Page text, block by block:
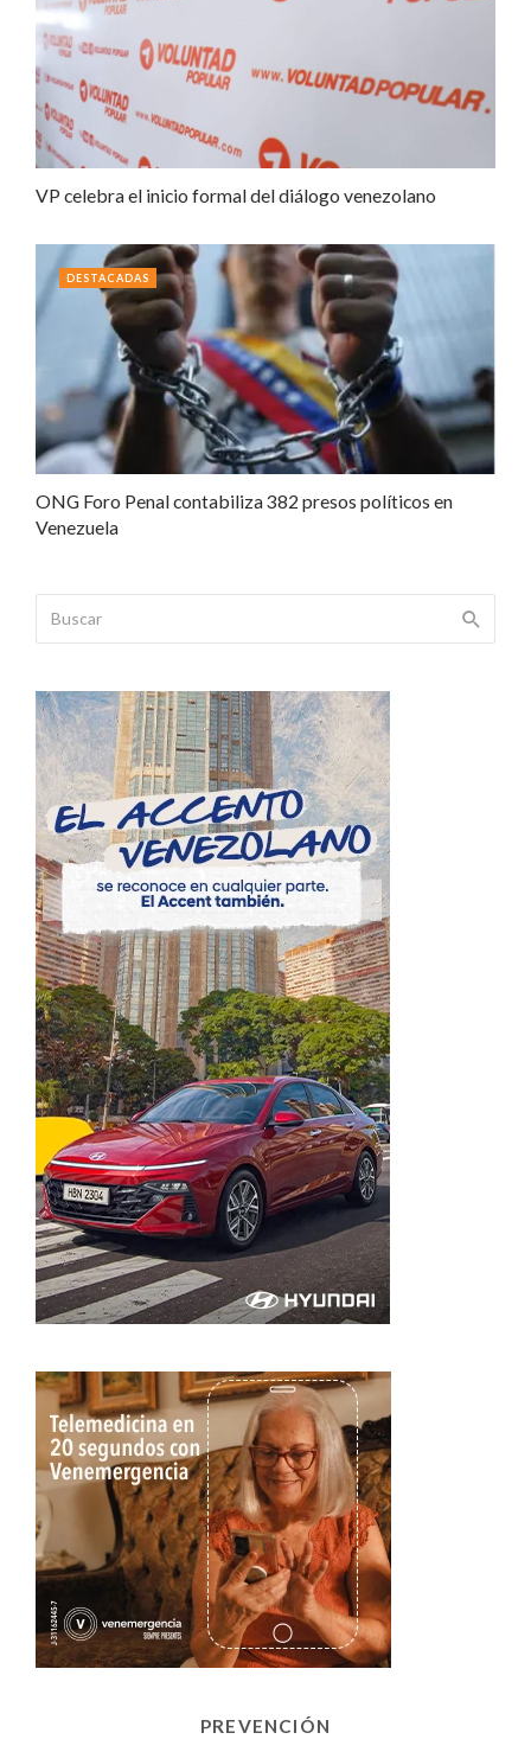
VP celebra el inicio formal del diálogo venezolano
ONG Foro Penal contabiliza 382 presos políticos en
Venezuela
DESTACADAS
PREVENCIÓN